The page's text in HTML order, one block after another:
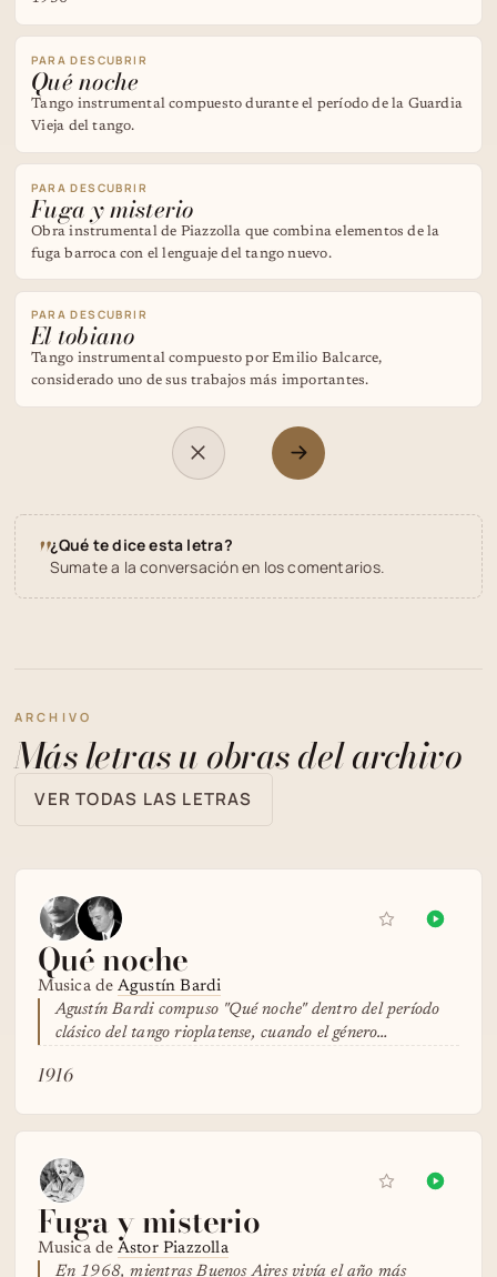
PARA DESCUBRIR
Qué noche
Tango instrumental compuesto durante el período de la Guardia
Vieja del tango.
PARA DESCUBRIR
Fuga y misterio
Obra instrumental de Piazzolla que combina elementos de la
fuga barroca con el lenguaje del tango nuevo.
PARA DESCUBRIR
El tobiano
Tango instrumental compuesto por Emilio Balcarce,
considerado uno de sus trabajos más importantes.
"¿Qué te dice esta letra?
Sumate a la conversación en los comentarios.
ARCHIVO
Más letras u obras del archivo
VER TODAS LAS LETRAS
Qué noche
Musica de Agustín Bardi
Agustín Bardi compuso "Qué noche" dentro del período
clásico del tango rioplatense, cuando el género…
1916
Fuga y misterio
Musica de Astor Piazzolla
En 1968, mientras Buenos Aires vivía el año más